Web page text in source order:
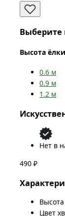
Выберите
Высота
0.6 м
0.9 м
1.2 м
Нет в
490 ₽
Цвет